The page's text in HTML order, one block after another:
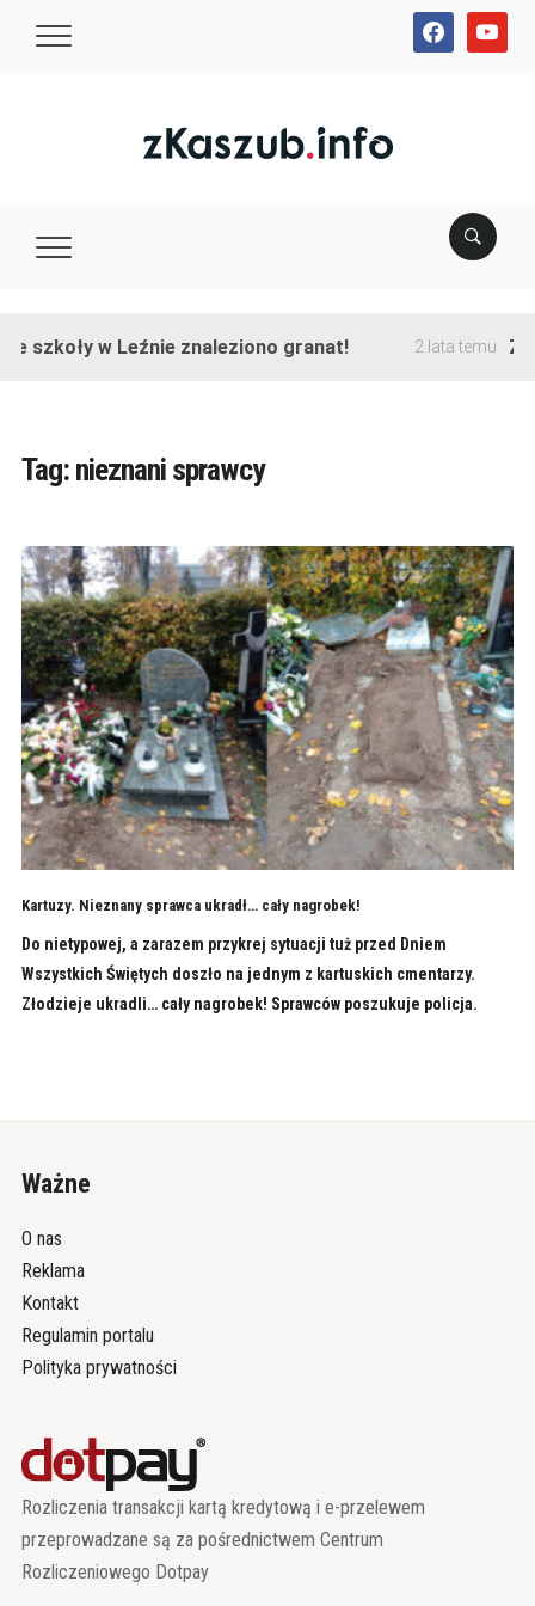
facebookyoutube
szkoły w Leźnie znaleziono granat! 2 lata temu
Tag: nieznani sprawcy
Kartuzy. Nieznany sprawca ukradł… cały nagrobek!
Do nietypowej, a zarazem przykrej sytuacji tuż przed Dniem
Wszystkich Świętych doszło na jednym z kartuskich cmentarzy.
Złodzieje ukradli… cały nagrobek! Sprawców poszukuje policja.
Ważne
O nas
Reklama
Kontakt
Regulamin portalu
Polityka prywatności
Rozliczenia transakcji kartą kredytową i e-przelewem
przeprowadzane są za pośrednictwem Centrum
Rozliczeniowego Dotpay